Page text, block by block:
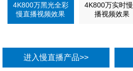
4K800万黑光全彩
慢直播视频效果
4K800万实时
播视频效果
进入慢直播产品>>